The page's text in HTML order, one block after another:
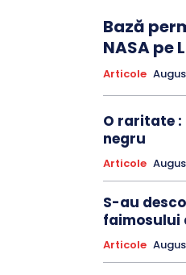
Bază
NASA pe
Articole
O raritate
negru
Articole
S-au
faimosului
Articole